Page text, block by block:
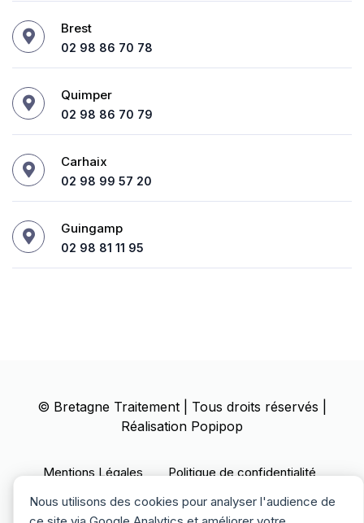
Nous utilisons des cookies pour analyser l'audience de
Brest
02 98 86 70 78
Quimper
02 98 86 70 79
Carhaix
02 98 99 57 20
Guingamp
02 98 81 11 95
© Bretagne Traitement | Tous droits réservés |
Réalisation Popipop
Mentions Légales
Politique de confidentialité
Politique des cookies